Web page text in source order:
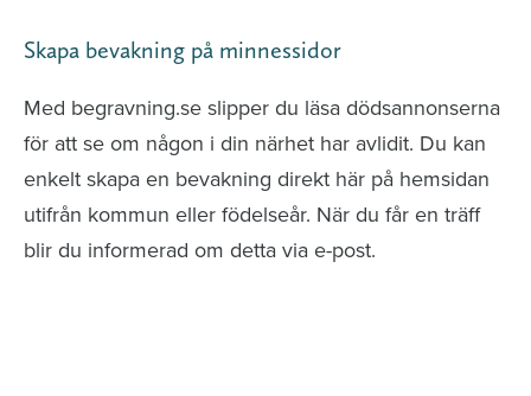
Skapa bevakning på minnessidor
Med begravning.se slipper du läsa dödsannonserna
för att se om någon i din närhet har avlidit. Du kan
enkelt skapa en bevakning direkt här på hemsidan
utifrån kommun eller födelseår. När du får en träff
blir du informerad om detta via e-post.